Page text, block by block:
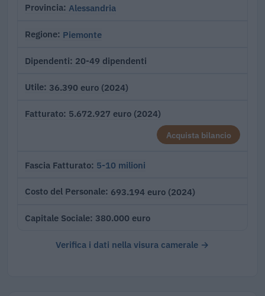
Provincia Alessandria
Regione Piemonte
Dipendenti 20-49 dipendenti
Utile 36.390 euro (2024)
Fatturato 5.672.927 euro (2024)
Acquista bilancio
Fascia Fatturato 5-10 milioni
Costo del Personale 693.194 euro (2024)
Capitale Sociale 380.000 euro
Verifica i dati nella visura camerale →